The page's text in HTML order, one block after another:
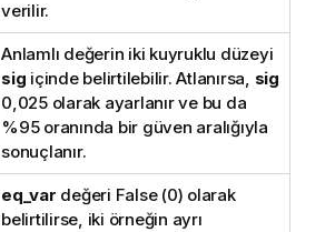
verilir.
Anlamlı değerin iki kuyruklu düzeyi
sig içinde belirtilebilir. Atlanırsa, sig
0,025 olarak ayarlanır ve bu da
%95 oranında bir güven aralığıyla
sonuçlanır.
eq_var değeri False(0) olarak
belirtilirse, iki örneğin ayrı